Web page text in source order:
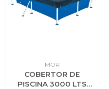
MOR
COBERTOR DE
PISCINA 3000 LTS